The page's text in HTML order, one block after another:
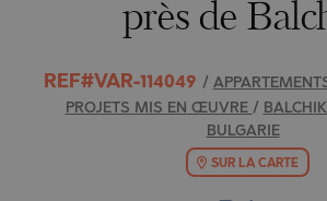
près de
REF#VAR-114049 /
PROJETS MIS EN ŒUVRE / BALCHIK
BULGARIE
SUR LA CARTE